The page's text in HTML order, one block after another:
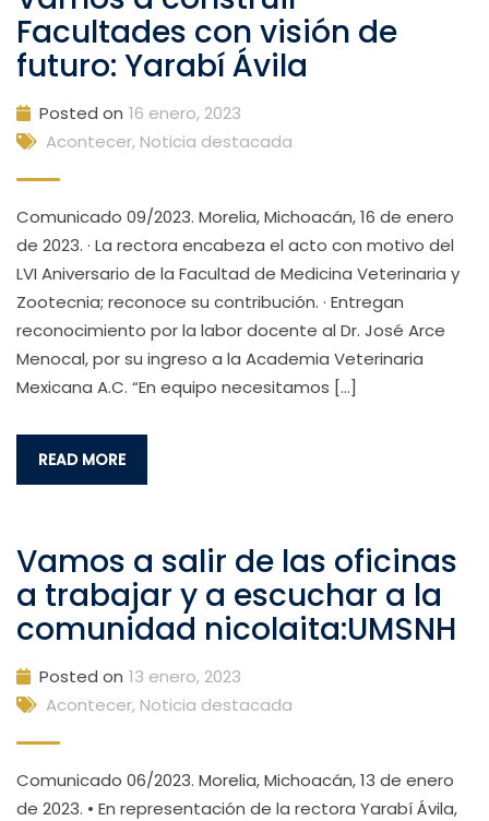
Facultades con visión de
futuro: Yarabí Ávila
Posted on 16 enero, 2023
Acontecer, Noticia destacada
Comunicado 09/2023. Morelia, Michoacán, 16 de enero
de 2023. · La rectora encabeza el acto con motivo del
LVI Aniversario de la Facultad de Medicina Veterinaria y
Zootecnia; reconoce su contribución. · Entregan
reconocimiento por la labor docente al Dr. José Arce
Menocal, por su ingreso a la Academia Veterinaria
Mexicana A.C. “En equipo necesitamos […]
READ MORE
Vamos a salir de las oficinas
a trabajar y a escuchar a la
comunidad nicolaita:UMSNH
Posted on 13 enero, 2023
Acontecer, Noticia destacada
Comunicado 06/2023. Morelia, Michoacán, 13 de enero
de 2023. • En representación de la rectora Yarabí Ávila,